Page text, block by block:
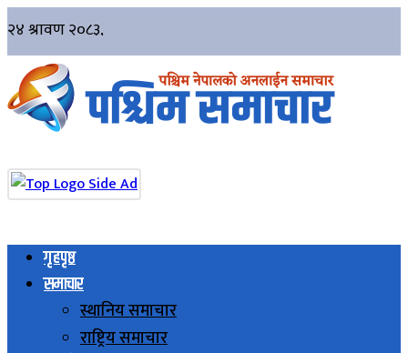
गृहपृष्ठ
समाचार
स्थानिय समाचार
राष्ट्रिय समाचार